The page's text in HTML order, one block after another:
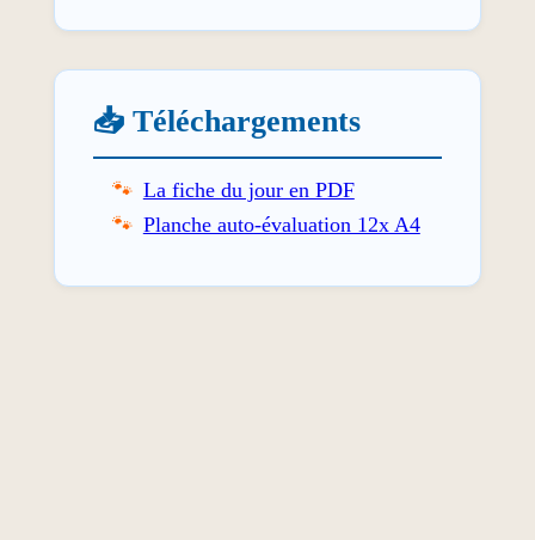
📥 Téléchargements
La fiche du jour en PDF
Planche auto-évaluation 12x A4